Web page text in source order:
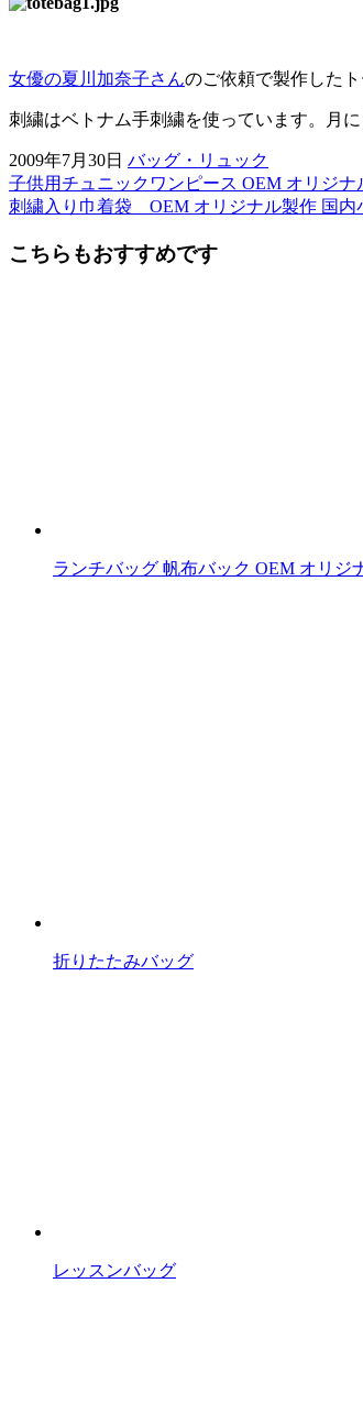
女優の夏川加奈子さんのご依頼で製作したト
刺繍はベトナム手刺繍を使っています。月
2009年7月30日 バッグ・リュック
前
後
の
子供用チュニックワンピース OEM オリジナ
刺繍入り巾着袋 OEM オリジナル製作 国内
こちらもおすすめです
ランチバッグ 帆布バック OEM オリジ
折りたたみバッグ
レッスンバッグ